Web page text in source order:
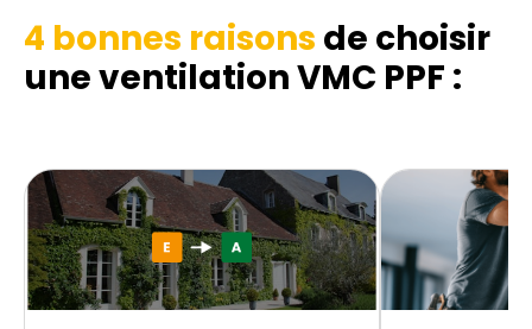
4 bonnes raisons de choisir
une ventilation VMC PPF :